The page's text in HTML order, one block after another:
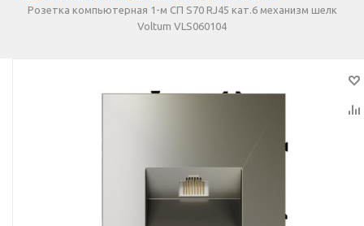
Розетка компьютерная 1-м СП S70 RJ45 кат.6 механизм шелк
Voltum VLS060104